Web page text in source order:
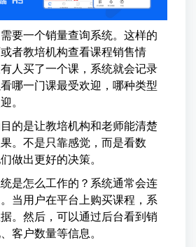
要一个销量查询系统。这样的
者教培机构查看课程销售情
人买了一个课，系统就会记录
哪一门课最受欢迎，哪种类型
。
的是让教培机构和老师能清楚
。不是只靠感觉，而是看数
做出更好的决策。
是怎么工作的？系统通常会连
当用户在平台上购买课程，系
。然后，可以通过后台看到销
客户数量等信息。